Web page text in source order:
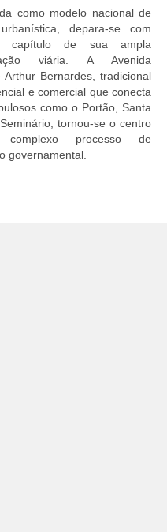
como modelo nacional de
depara-se com
capítulo de sua ampla
viária. A Avenida
Arthur Bernardes, tradicional
e comercial que conecta
como o Portão, Santa
tornou-se o centro
processo de
governamental.